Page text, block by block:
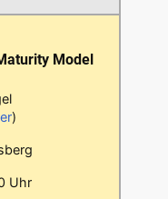
Model
)
Uhr